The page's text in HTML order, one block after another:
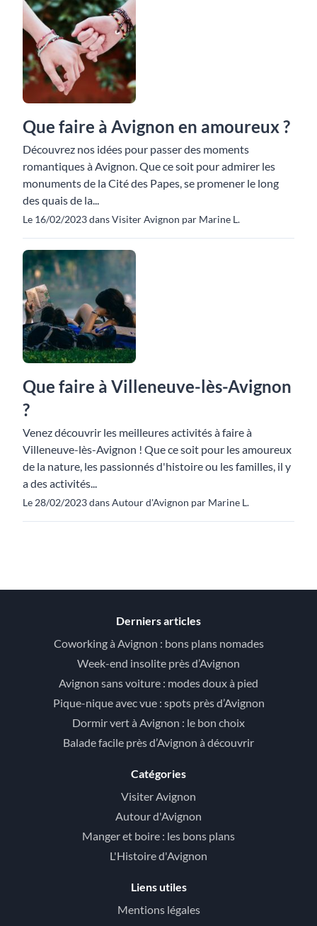
Que faire à Avignon en amoureux ?
Découvrez nos idées pour passer des moments
romantiques à Avignon. Que ce soit pour admirer les
monuments de la Cité des Papes, se promener le long
des quais de la...
Le 16/02/2023 dans Visiter Avignon par Marine L.
Que faire à Villeneuve-lès-Avignon
?
Venez découvrir les meilleures activités à faire à
Villeneuve-lès-Avignon ! Que ce soit pour les amoureux
de la nature, les passionnés d'histoire ou les familles, il y
a des activités...
Le 28/02/2023 dans Autour d'Avignon par Marine L.
Derniers articles
Coworking à Avignon : bons plans nomades
Week-end insolite près d’Avignon
Avignon sans voiture : modes doux à pied
Pique-nique avec vue : spots près d’Avignon
Dormir vert à Avignon : le bon choix
Balade facile près d’Avignon à découvrir
Catégories
Visiter Avignon
Autour d'Avignon
Manger et boire : les bons plans
L'Histoire d'Avignon
Liens utiles
Mentions légales